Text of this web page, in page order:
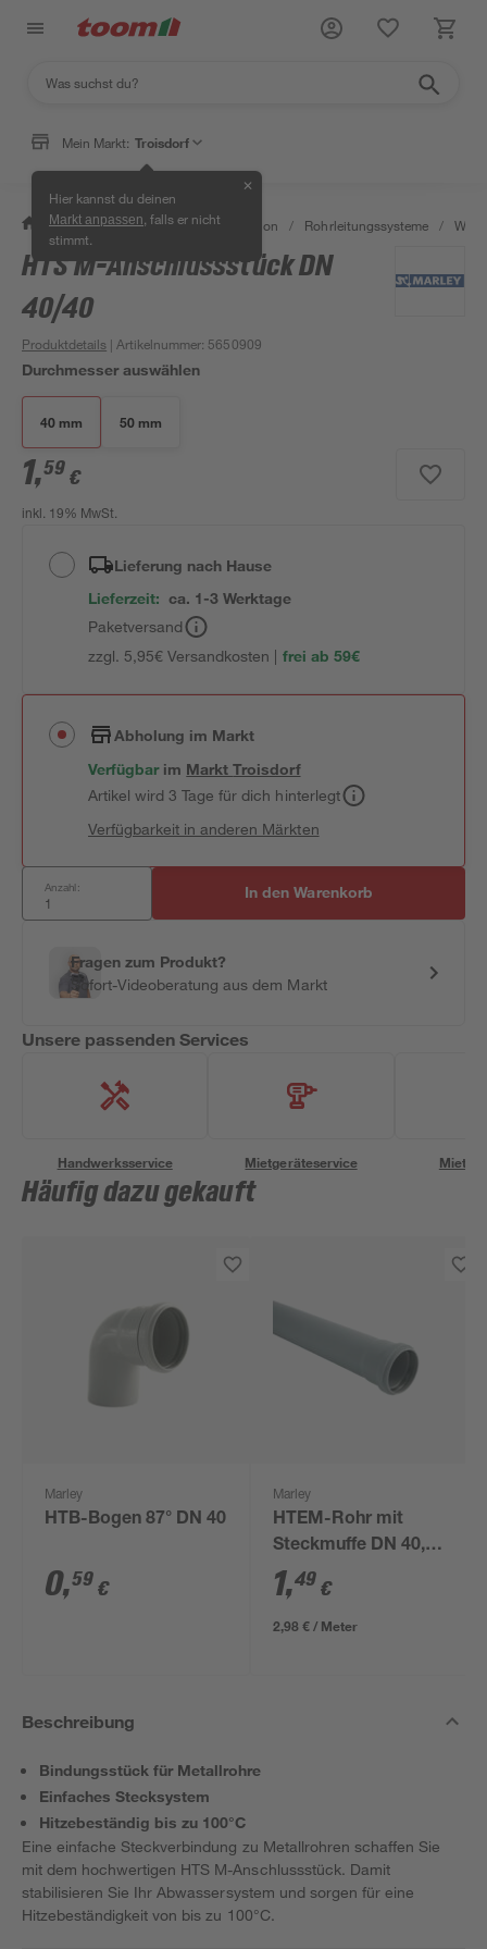
Mein Markt: Troisdorf
Hier kannst du deinen
Markt anpassen , falls er nicht
stimmt.
✕
/ Bad & Sanitär / Sanitärinstallation / Rohrleitungssysteme /
HTS M-Anschlussstück DN
40/40
Produktdetails | Artikelnummer: 5650909
Durchmesser auswählen
40 mm 50 mm
1,59 €
inkl. 19% MwSt.
Lieferung nach Hause
Lieferzeit: ca. 1-3 Werktage
Paketversand
zzgl. 5,95€ Versandkosten | frei ab 59€
Abholung im Markt
Verfügbar im MarktTroisdorf
Artikel wird 3 Tage für dich hinterlegt
Verfügbarkeit in anderen Märkten
Anzahl: In den Warenkorb
Fragen zum Produkt?
Sofort-Videoberatung aus dem Markt
Unsere passenden Services
Handwerksservice Mietgeräteservice
Häufig dazu gekauft
Marley
HTB-Bogen 87° DN 40
0,59 €
Marley
HTEM-Rohr mit
Steckmuffe DN 40,
500 mm
1,49 €
2,98 € / Meter
Beschreibung
Bindungsstück für Metallrohre
Einfaches Stecksystem
Hitzebeständig bis zu 100°C
Eine einfache Steckverbindung zu Metallrohren schaffen Sie
mit dem hochwertigen HTS M-Anschlussstück. Damit
stabilisieren Sie Ihr Abwassersystem und sorgen für eine
Hitzebeständigkeit von bis zu 100°C.